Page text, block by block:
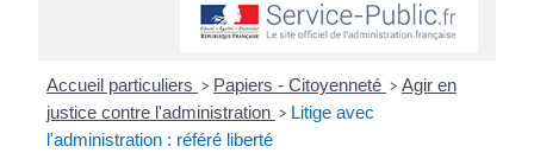
Accueil particuliers > Papiers - Citoyenneté > Agir en
justice contre l'administration > Litige avec
l'administration : référé liberté